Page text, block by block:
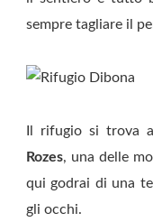
sempre tagliare il
Il rifugio si trova
Rozes, una delle
qui godrai di una
gli occhi.